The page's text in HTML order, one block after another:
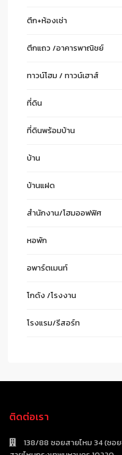
ตึก+ห้องเช่า
ตึกแถว /อาคารพาณิชย์
ทาวน์โฮม / ทาวน์เฮาส์
ที่ดิน
ที่ดินพร้อมบ้าน
บ้าน
บ้านแฝด
สำนักงาน/โฮมออฟฟิศ
หอพัก
อพาร์ตเมนท์
โกดัง /โรงงาน
โรงแรม/รีสอร์ท
ติดต่อเรา
138/88 ซอยสายไหม 34 (ซอ